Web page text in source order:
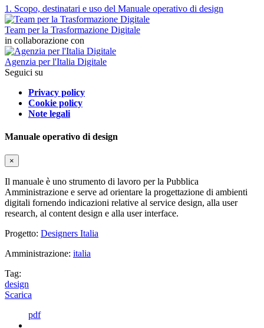
1. Scopo, destinatari e uso del Manuale operativo di design
Team per la Trasformazione Digitale
in collaborazione con
Agenzia per l'Italia Digitale
Seguici su
Privacy policy
Cookie policy
Note legali
Manuale operativo di design
×
Il manuale è uno strumento di lavoro per la Pubblica
Amministrazione e serve ad orientare la progettazione di ambienti
digitali fornendo indicazioni relative al service design, alla user
research, al content design e alla user interface.
Progetto: Designers Italia
Amministrazione: italia
Tag:
design
Scarica
pdf